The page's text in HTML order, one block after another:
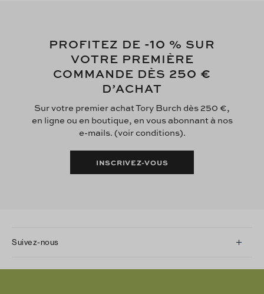
PROFITEZ DE -10 % SUR
VOTRE PREMIÈRE
COMMANDE DÈS 250 €
D’ACHAT
Sur votre premier achat Tory Burch dès 250 €,
en ligne ou en boutique, en vous abonnant à nos
e-mails. (voir conditions).
INSCRIVEZ-VOUS
Suivez-nous